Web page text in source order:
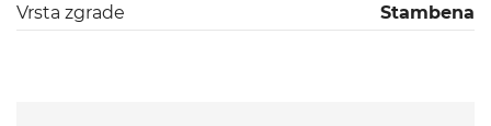
Vrsta zgrade
Stambena